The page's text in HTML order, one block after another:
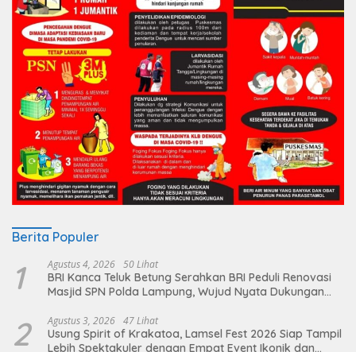
Berita Populer
1 Agustus 4, 2026 50 Lihat
BRI Kanca Teluk Betung Serahkan BRI Peduli Renovasi
Masjid SPN Polda Lampung, Wujud Nyata Dukungan
2 Agustus 3, 2026 47 Lihat
Usung Spirit of Krakatoa, Lamsel Fest 2026 Siap Tampil
Lebih Spektakuler dengan Empat Event Ikonik dan